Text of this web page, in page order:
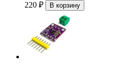
220 ₽